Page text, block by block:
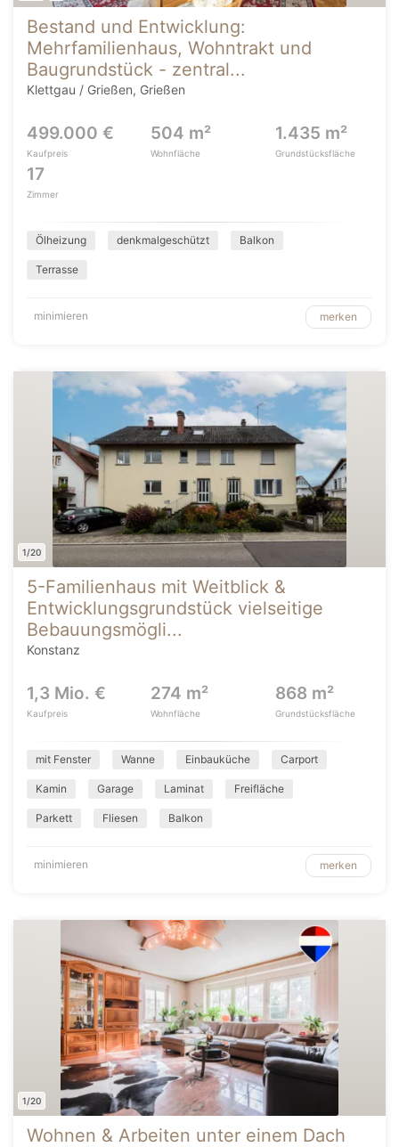
Bestand und Entwicklung:
Mehrfamilienhaus, Wohntrakt und
Baugrundstück - zentral...
Klettgau / Grießen, Grießen
499.000 €
Kaufpreis
504 m²
Wohnfläche
1.435 m²
Grundstücksfläche
17
Zimmer
Ölheizung denkmalgeschützt Balkon
Terrasse
minimieren merken
1/20
5-Familienhaus mit Weitblick &
Entwicklungsgrundstück vielseitige
Bebauungsmögli...
Konstanz
1,3 Mio. €
Kaufpreis
274 m²
Wohnfläche
868 m²
Grundstücksfläche
mit Fenster Wanne Einbauküche Carport
Kamin Garage Laminat Freifläche
Parkett Fliesen Balkon
minimieren merken
1/20
Wohnen & Arbeiten unter einem Dach